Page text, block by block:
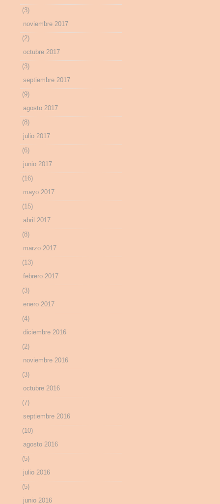
(3)
noviembre 2017
(2)
octubre 2017
(3)
septiembre 2017
(9)
agosto 2017
(8)
julio 2017
(6)
junio 2017
(16)
mayo 2017
(15)
abril 2017
(8)
marzo 2017
(13)
febrero 2017
(3)
enero 2017
(4)
diciembre 2016
(2)
noviembre 2016
(3)
octubre 2016
(7)
septiembre 2016
(10)
agosto 2016
(5)
julio 2016
(5)
junio 2016